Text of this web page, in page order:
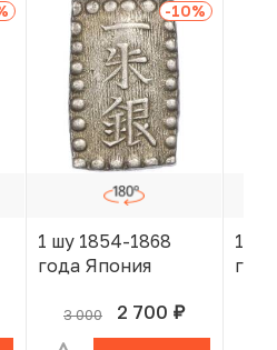
-10%
1 шу 1854-1868
года Япония
3 000 2 700 руб.
В КОРЗИНЕ
1 шу